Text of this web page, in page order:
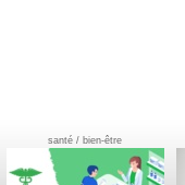
santé / bien-être